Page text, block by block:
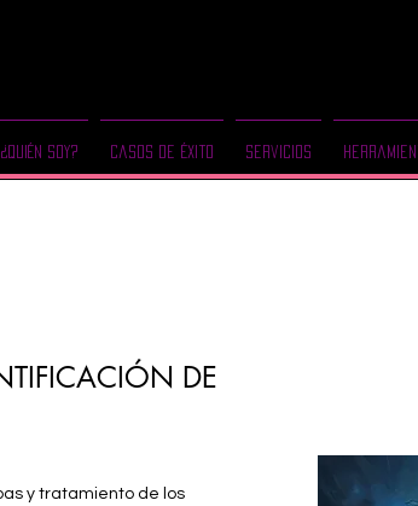
¿Quién Soy? Casos de Éxito Servicios
DE
y tratamiento de los